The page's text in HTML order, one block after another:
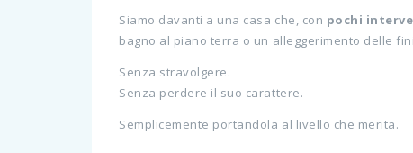
Siamo davanti a una casa che, con pochi
bagno al piano terra o un alleggerimento delle
Senza stravolgere.
Senza perdere il suo carattere.
Semplicemente portandola al livello che merita.